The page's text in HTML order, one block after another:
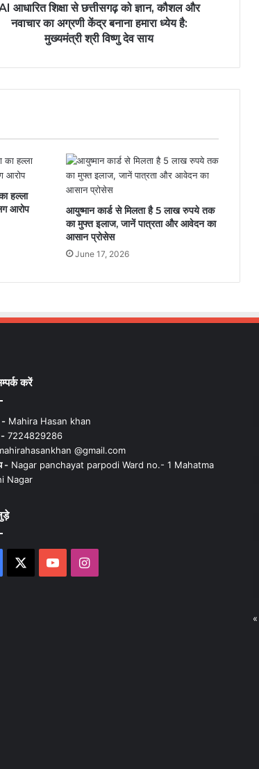
आधारित शिक्षा से छत्तीसगढ़ को ज्ञान, कौशल और
नवाचार का अग्रणी केंद्र बनाना हमारा ध्येय है:
मुख्यमंत्री श्री विष्णु देव साय
हल्ला
आरोप
आयुष्मान कार्ड से मिलता है 5 लाख रुपये तक
का मुफ्त इलाज, जानें पात्रता और आवेदन का
आसान प्रोसेस
June 17, 2026
करें
-Mahira Hasan khan
-7224829286
@gmail.com
-Nagar panchayat parpodi Ward no.- 1 Mahatma
Nagar
YouTubeInstagram